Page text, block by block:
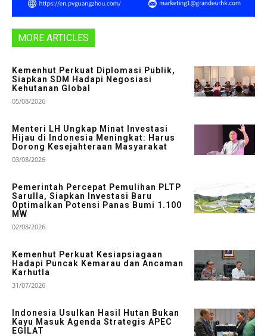
MORE ARTICLES
Kemenhut Perkuat Diplomasi Publik,
Siapkan SDM Hadapi Negosiasi
Kehutanan Global
05/08/2026
Menteri LH Ungkap Minat Investasi
Hijau di Indonesia Meningkat: Harus
Dorong Kesejahteraan Masyarakat
03/08/2026
Pemerintah Percepat Pemulihan PLTP
Sarulla, Siapkan Investasi Baru
Optimalkan Potensi Panas Bumi 1.100
MW
02/08/2026
Kemenhut Perkuat Kesiapsiagaan
Hadapi Puncak Kemarau dan Ancaman
Karhutla
31/07/2026
Indonesia Usulkan Hasil Hutan Bukan
Kayu Masuk Agenda Strategis APEC
EGILAT